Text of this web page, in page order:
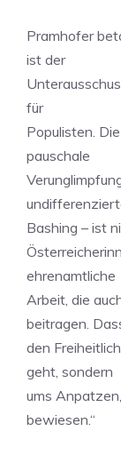
Pramhofer
ist der
für
Populisten.
pauschale
Bashing – ist
ehrenamtliche
Arbeit, die
beitragen.
den
geht, sondern
ums
bewiesen.“